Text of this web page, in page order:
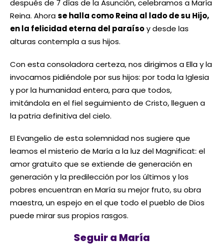
después de 7 días de la Asunción, celebramos a María
Reina. Ahorase halla como Reina al lado de su Hijo,
en la felicidad eterna del paraísoy desde las
alturas contempla a sus hijos.
Con esta consoladora certeza, nos dirigimos a Ella y la
invocamos pidiéndole por sus hijos: por toda la Iglesia
y por la humanidad entera, para que todos,
imitándola en el fiel seguimiento de Cristo, lleguen a
la patria definitiva del cielo.
El Evangelio de esta solemnidad nos sugiere que
leamos el misterio de María a la luz del Magnificat: el
amor gratuito que se extiende de generación en
generación y la predilección por los últimos y los
pobres encuentran en María su mejor fruto, su obra
maestra, un espejo en el que todo el pueblo de Dios
puede mirar sus propios rasgos.
Seguir a María